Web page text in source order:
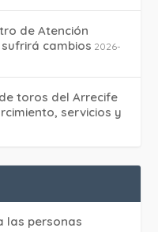
de Atención
cambios 2026-
toros del Arrecife
servicios y
las personas